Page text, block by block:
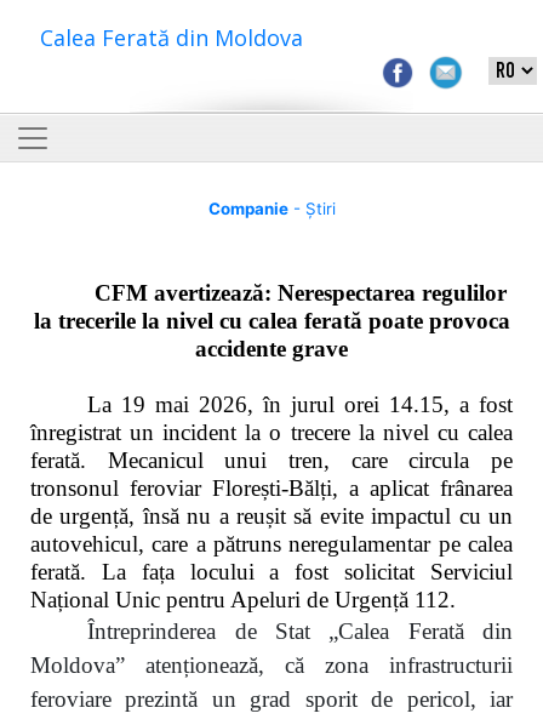
Calea Ferată din Moldova
Companie- Știri
CFM avertizează: Nerespectarea regulilor
la trecerile la nivel cu calea ferată poate provoca
accidente grave
La 19 mai 2026, în jurul orei 14.15, a fost
înregistrat un incident la o trecere la nivel cu calea
ferată. Mecanicul unui tren, care circula pe
tronsonul feroviar Florești-Bălți, a aplicat frânarea
de urgență, însă nu a reușit să evite impactul cu un
autovehicul, care a pătruns neregulamentar pe calea
ferată. La fața locului a fost solicitat Serviciul
Național Unic pentru Apeluri de Urgență 112.
Întreprinderea de Stat „Calea Ferată din
Moldova” atenționează, că zona infrastructurii
feroviare prezintă un grad sporit de pericol, iar